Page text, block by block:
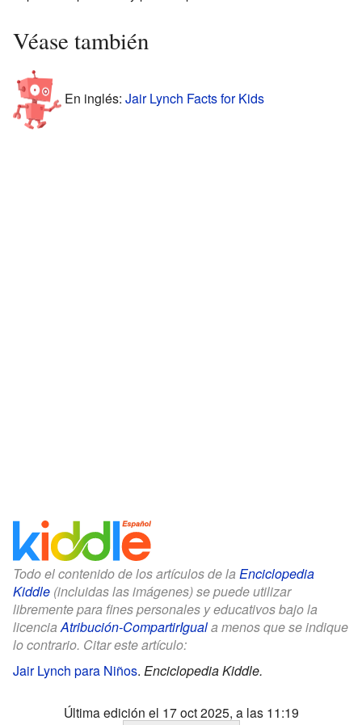
Véase también
En inglés: Jair Lynch Facts for Kids
Todo el contenido de los artículos de la Enciclopedia
Kiddle (incluidas las imágenes) se puede utilizar
libremente para fines personales y educativos bajo la
licenciaAtribución-CompartirIguala menos que se indique
lo contrario. Citar este artículo:
Jair Lynch para Niños. Enciclopedia Kiddle.
Última edición el 17 oct 2025, a las 11:19